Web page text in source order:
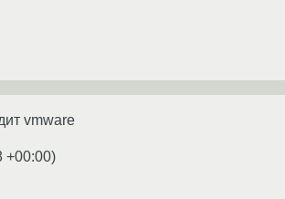
vmware
+00:00)